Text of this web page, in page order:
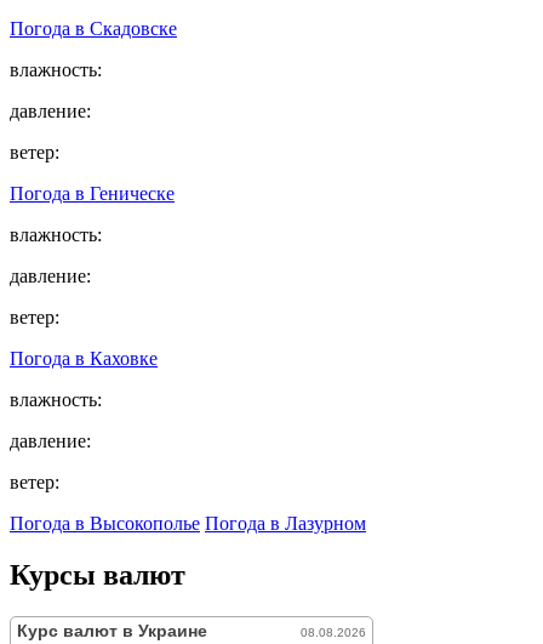
Погода в Скадовске
влажность:
давление:
ветер:
Погода в Геническе
влажность:
давление:
ветер:
Погода в Каховке
влажность:
давление:
ветер:
Погода в Высокополье Погода в Лазурном
Курсы валют